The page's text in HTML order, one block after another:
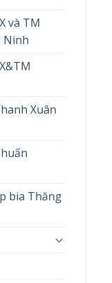
và TM
Ninh
Xuân
bia Thăng